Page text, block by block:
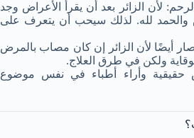
لأن الزائر بعد أن يقرأ الأعراض وجد
والحمد لله. لذلك سيحب أن يتعرف على
أيضًا لأن الزائر إن كان مصاب بالمرض
ولكن في طرق العلاج.
وأراء أطباء في نفس موضوع